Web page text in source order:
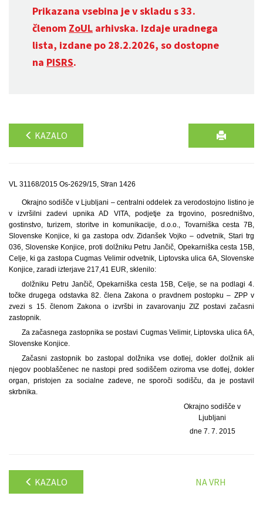
Prikazana vsebina je v skladu s 33.
členom ZoUL arhivska. Izdaje uradnega
lista, izdane po 28.2.2026, so dostopne
na PISRS.
KAZALO
VL 31168/2015 Os-2629/15, Stran 1426
Okrajno sodišče v Ljubljani – centralni oddelek za verodostojno listino je
v izvršilni zadevi upnika AD VITA, podjetje za trgovino, posredništvo,
gostinstvo, turizem, storitve in komunikacije, d.o.o., Tovarniška cesta 7B,
Slovenske Konjice, ki ga zastopa odv. Zidanšek Vojko – odvetnik, Stari trg
036, Slovenske Konjice, proti dolžniku Petru Jančič, Opekarniška cesta 15B,
Celje, ki ga zastopa Cugmas Velimir odvetnik, Liptovska ulica 6A, Slovenske
Konjice, zaradi izterjave 217,41 EUR, sklenilo:
dolžniku Petru Jančič, Opekarniška cesta 15B, Celje, se na podlagi 4.
točke drugega odstavka 82. člena Zakona o pravdnem postopku – ZPP v
zvezi s 15. členom Zakona o izvršbi in zavarovanju ZIZ postavi začasni
zastopnik.
Za začasnega zastopnika se postavi Cugmas Velimir, Liptovska ulica 6A,
Slovenske Konjice.
Začasni zastopnik bo zastopal dolžnika vse dotlej, dokler dolžnik ali
njegov pooblaščenec ne nastopi pred sodiščem oziroma vse dotlej, dokler
organ, pristojen za socialne zadeve, ne sporoči sodišču, da je postavil
skrbnika.
Okrajno sodišče v
Ljubljani
dne 7. 7. 2015
KAZALO NA VRH